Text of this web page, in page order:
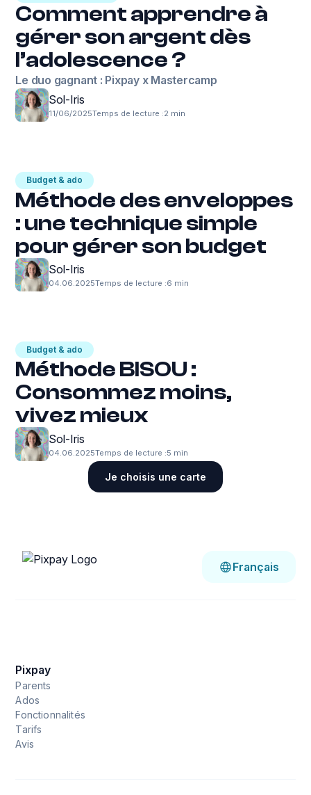
Comment apprendre à
gérer son argent dès
l’adolescence ?
Le duo gagnant : Pixpay x Mastercamp
Sol-Iris
11/06/2025Temps de lecture :2 min
Budget & ado
Méthode des enveloppes
: une technique simple
pour gérer son budget
Sol-Iris
04.06.2025Temps de lecture :6 min
Budget & ado
Méthode BISOU :
Consommez moins,
vivez mieux
Sol-Iris
04.06.2025Temps de lecture :5 min
Je choisis une carte
Français
Pixpay
Parents
Ados
Fonctionnalités
Tarifs
Avis